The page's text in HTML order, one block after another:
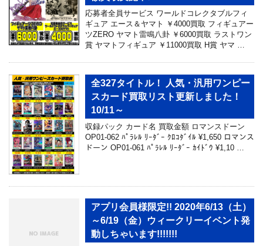
応募者全員サービス ワールドコレクタブルフィ
ギュア エース＆ヤマト ￥4000買取 フィギュアー
ツZERO ヤマト雷鳴八卦 ￥6000買取 ラストワン
賞 ヤマトフィギュア ￥11000買取 H賞 ヤマ …
全327タイトル！ 人気・汎用ワンピー
スカード買取リスト更新しました！
10/11～
収録パック カード名 買取金額 ロマンスドーン
OP01-062 ﾊﾟﾗﾚﾙ ﾘｰﾀﾞｰ ｸﾛｺﾀﾞｲﾙ ¥1,650 ロマンス
ドーン OP01-061 ﾊﾟﾗﾚﾙ ﾘｰﾀﾞｰ ｶｲﾄﾞｳ ¥1,10 …
アプリ会員様限定!! 2020年6/13（土）
～6/19（金）ウィークリーイベント発
動しちゃいます!!!!!!!